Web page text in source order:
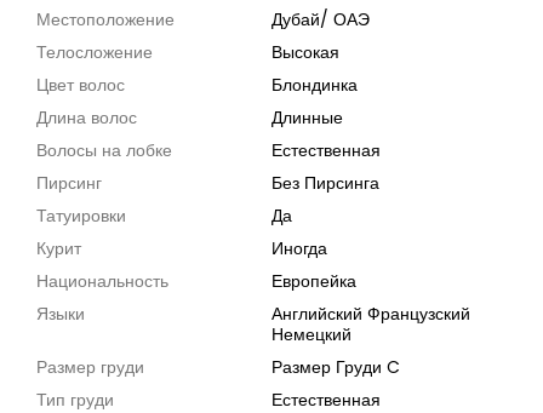
Местоположение
Дубай/ ОАЭ
Телосложение
Высокая
Цвет волос
Блондинка
Длина волос
Длинные
Волосы на лобке
Естественная
Пирсинг
Без Пирсинга
Татуировки
Да
Курит
Иногда
Национальность
Европейка
Языки
Английский Французский
Немецкий
Размер груди
Размер Груди C
Тип груди
Естественная